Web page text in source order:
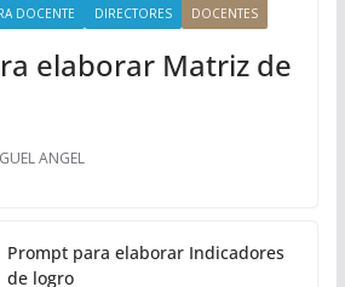
DOCENTE DIRECTORES DOCENTES
elaborar Matriz de
ANGEL
Prompt para elaborar Indicadores
de logro